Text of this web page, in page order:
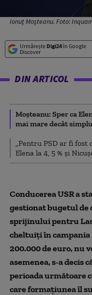
Ionuț Moșteanu. Foto:
Urmărește Digi24în Google
Discover
DIN ARTICOL
Moşteanu: Sper ca
mai mare decât
„Pentru PSD ar fi fost
Elena la 4, 5 % și
Conducerea USR a
gestionat bugetul de
sprijinului pentru
cheltuiţi în
200.000 de euro, nu
asemenea, s-a decis
perioada următoare
care formaţiunea îl